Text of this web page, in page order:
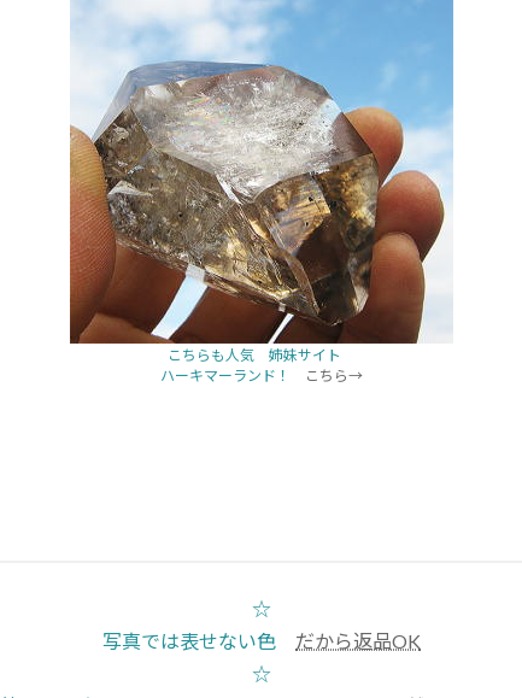
こちらも人気 姉妹サイト
ハーキマーランド！
こちら→
☆
写真では表せない色 だから返品OK
☆